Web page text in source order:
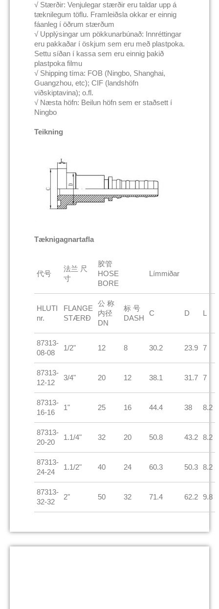
√ Stærðir: Venjulegar stærðir eru taldar upp á
tæknilegum töflu. Framleiðsla okkar er einnig
fáanleg í öðrum stærðum
√ Upplýsingar um pökkunarbúnað: Innréttingar
eru pakkaðar í öskjum sem eru með plastpoka.
Settu síðan í kassa sem eru einnig þakið
plastpoka filmu
√ Shipping tíma: FOB (Ningbo, Shanghai,
Guangzhou, etc); CIF (landshöfn
viðskiptavina); o.fl.
√ Næsta höfn: Beilun höfn sem er staðsett í
Ningbo
Teikning
Tæknigagnartafla
代号
法兰 尺
寸
胶管
HOSE
BORE
Límmiðar
HLUTI
nr.
FLANGE
STÆRÐ
公 称
内径
DN
标 号
DASH
C D L
87313-
08-08
1/2" 12 8 30.2 23.9 7
87313-
12-12
3/4" 20 12 38.1 31.7 7
87313-
16-16
1" 25 16 44.4 38 8.2
87313-
20-20
1.1/4" 32 20 50.8 43.2 8.2
87313-
24-24
1.1/2" 40 24 60.3 50.3 8.2
87313-
32-32
2" 50 32 71.4 62.2 9.8